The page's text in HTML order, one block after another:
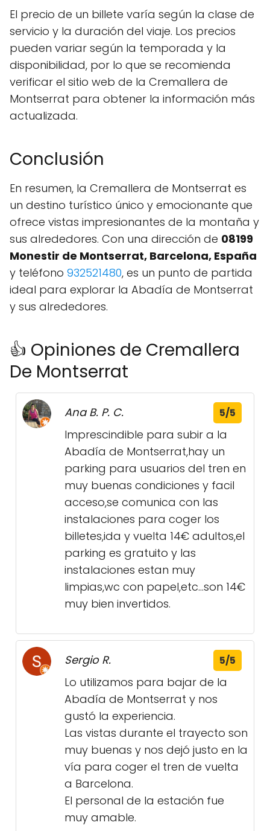
El precio de un billete varía según la clase de
servicio y la duración del viaje. Los precios
pueden variar según la temporada y la
disponibilidad, por lo que se recomienda
verificar el sitio web de la Cremallera de
Montserrat para obtener la información más
actualizada.
Conclusión
En resumen, la Cremallera de Montserrat es
un destino turístico único y emocionante que
ofrece vistas impresionantes de la montaña y
sus alrededores. Con una dirección de 08199
Monestir de Montserrat, Barcelona, España
y teléfono 932521480, es un punto de partida
ideal para explorar la Abadía de Montserrat
y sus alrededores.
👍 Opiniones de Cremallera
De Montserrat
Ana B. P. C. 5/5
Imprescindible para subir a la
Abadía de Montserrat,hay un
parking para usuarios del tren en
muy buenas condiciones y facil
acceso,se comunica con las
instalaciones para coger los
billetes,ida y vuelta 14€ adultos,el
parking es gratuito y las
instalaciones estan muy
limpias,wc con papel,etc...son 14€
muy bien invertidos.
Sergio R. 5/5
Lo utilizamos para bajar de la
Abadía de Montserrat y nos
gustó la experiencia.
Las vistas durante el trayecto son
muy buenas y nos dejó justo en la
vía para coger el tren de vuelta
a Barcelona.
El personal de la estación fue
muy amable.